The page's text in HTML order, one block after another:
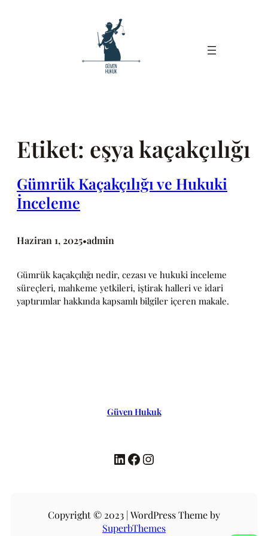
Etiket: eşya kaçakçılığı
Gümrük Kaçakçılığı ve Hukuki
İnceleme
Haziran 1, 2025•admin
Gümrük kaçakçılığı nedir, cezası ve hukuki inceleme
süreçleri, mahkeme yetkileri, iştirak halleri ve idari
yaptırımlar hakkında kapsamlı bilgiler içeren makale.
Güven Hukuk
LinkedIn Facebook Instagram
Copyright © 2023 | WordPress Theme by
SuperbThemes